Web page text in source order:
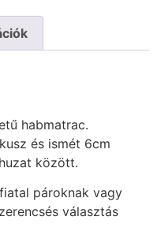
habmatrac.
és ismét 6cm
között.
pároknak vagy
választás